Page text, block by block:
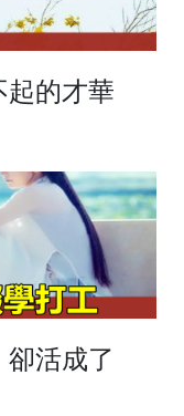
起的才華
活成了